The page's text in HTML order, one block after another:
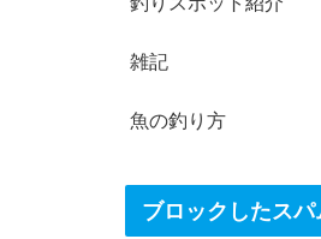
雑記
魚の釣り方
ブロックしたスパ